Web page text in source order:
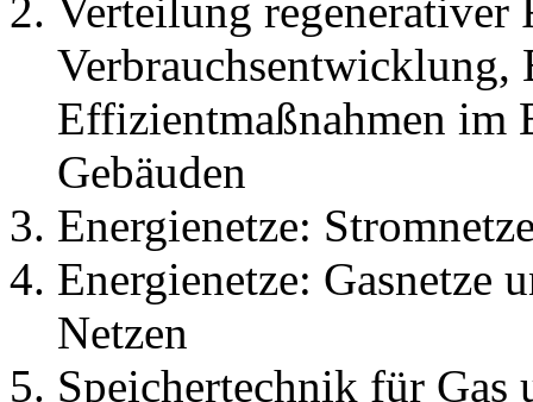
Verteilung regenerativer
Verbrauchsentwicklung,
Effizientmaßnahmen im
Gebäuden
Energienetze:
Energienetze: Gasnetze
Netzen
Speichertechnik für